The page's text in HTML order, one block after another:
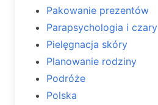
Pakowanie prezentów
Parapsychologia i czary
Pielęgnacja skóry
Planowanie rodziny
Podróże
Polska